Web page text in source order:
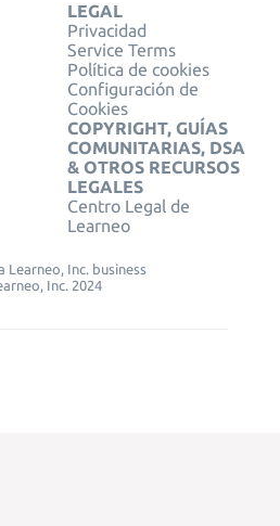
LEGAL
Privacidad
Service Terms
Política de cookies
Configuración de
Cookies
COPYRIGHT, GUÍAS
COMUNITARIAS, DSA
& OTROS RECURSOS
LEGALES
Centro Legal de
Learneo
Learneo, Inc. business
Inc. 2024